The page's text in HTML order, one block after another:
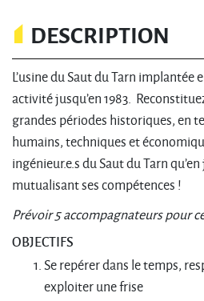
DESCRIPTION
L’usine du Saut du Tarn implantée
activité jusqu’en 1983.
grandes périodes historiques, en
humains, techniques et
ingénieur.e.s du Saut du Tarn
mutualisant ses compétences !
Prévoir 5 accompagnateurs pour
OBJECTIFS
Se repérer dans le temps,
exploiter une frise